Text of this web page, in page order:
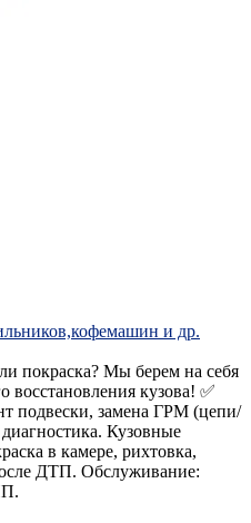
и др.
покраска? Мы берем на себя
восстановления кузова! ✅
подвески, замена ГРМ (цепи/
Кузовные
в камере, рихтовка,
ДТП. Обслуживание: